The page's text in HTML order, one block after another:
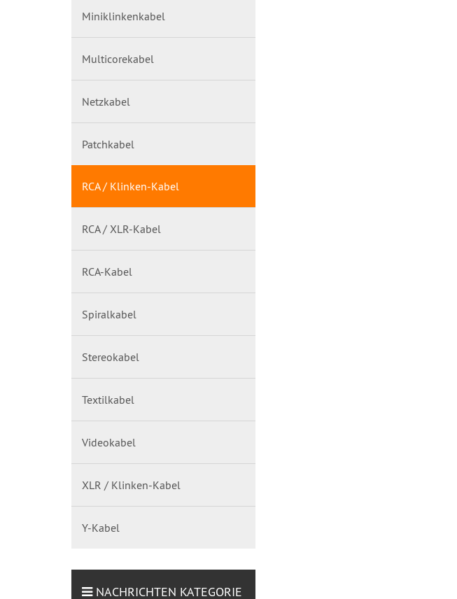
Miniklinkenkabel
Multicorekabel
Netzkabel
Patchkabel
RCA / Klinken-Kabel
RCA / XLR-Kabel
RCA-Kabel
Spiralkabel
Stereokabel
Textilkabel
Videokabel
XLR / Klinken-Kabel
Y-Kabel
NACHRICHTEN KATEGORIE